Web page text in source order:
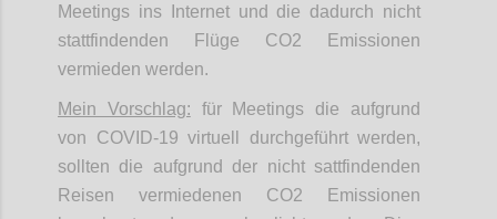
Meetings ins Internet und die dadurch nicht
stattfindenden Flüge CO2 Emissionen
vermieden werden.
Mein Vorschlag: für Meetings die aufgrund
von COVID-19 virtuell durchgeführt werden,
sollten die aufgrund der nicht sattfindenden
Reisen vermiedenen CO2 Emissionen